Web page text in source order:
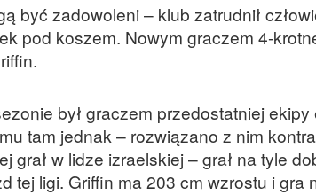
być zadowoleni – klub zatrudnił
pod koszem. Nowym graczem 4-
był graczem przedostatniej
tam jednak – rozwiązano z nim
grał w lidze izraelskiej – grał na tyle
tej ligi. Griffin ma 203 cm wzrostu i gra